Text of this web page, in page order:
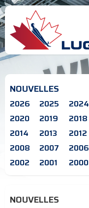
NOUVELLES
2026 2025 2024
2020
2019 2018
2014
2013 2012
2008
2007 2006
2002
2001 2000
NOUVELLES